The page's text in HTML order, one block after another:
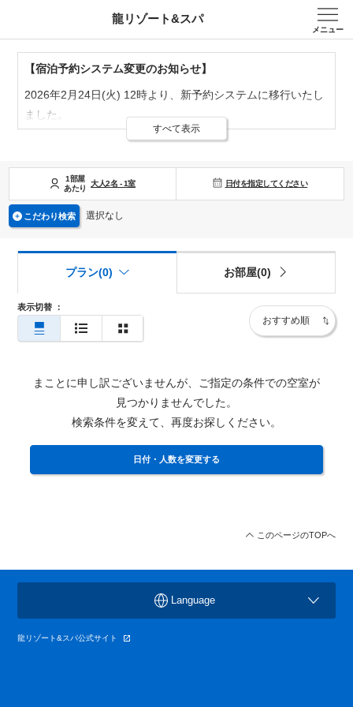
龍リゾート&スパ
メニュー
【宿泊予約システム変更のお知らせ】
2026年2月24日(火) 12時より、新予約システムに移行いたし
ました。
2月24日(火)12時以降のご予約は新予約システムでのご予約
※旧システムにてご登録済のお客様の登録情報は新システム
に引継ぎが行われませんので、お手数をおかけしますが新シ
ステムでの再登録をお願いいたします。
※旧予約システムにて会員登録されていたお客様につきまし
ては、新システムで再度ご登録いただく必要がございます
が、 ホテル側ではリピーターのお客様を把握しておりますの
で、これまで通りリピーター割引を適用いたします。
すべて表示
1部屋
あたり
大人2名 -1室 日付を指定してください
こだわり検索 選択なし
表示切替 ：
プラン(0) お部屋(0)
まことに申し訳ございませんが、ご指定の条件での空室が
見つかりませんでした。
検索条件を変えて、再度お探しください。
日付・人数を変更する
このページのTOPへ
龍リゾート&スパ公式サイト
Language